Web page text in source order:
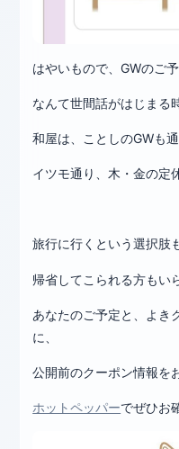
はやいもので、GWのご
なんて世間話がはじまる
和屋は、ことしのGWも
イツモ通り、木・金の定
旅行に行くという選択肢
帰省してこられる方もい
あなたのご予定と、よき
に、
公開前のクーポン情報を
ホットペッパーでぜひお